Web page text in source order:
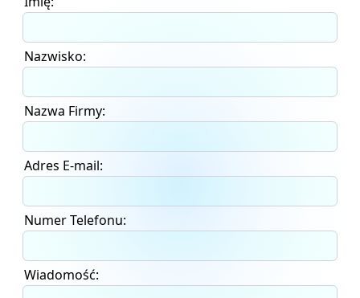
Nazwisko:
Nazwa Firmy:
Adres E-mail:
Numer Telefonu:
Wiadomość: